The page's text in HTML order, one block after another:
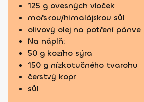
125 g ovesných vloček
mořskou/himalájskou sůl
olivový olej na potření pánve
Na náplň:
50 g kozího sýra
150 g nízkotučného tvarohu
čerstvý kopr
sůl